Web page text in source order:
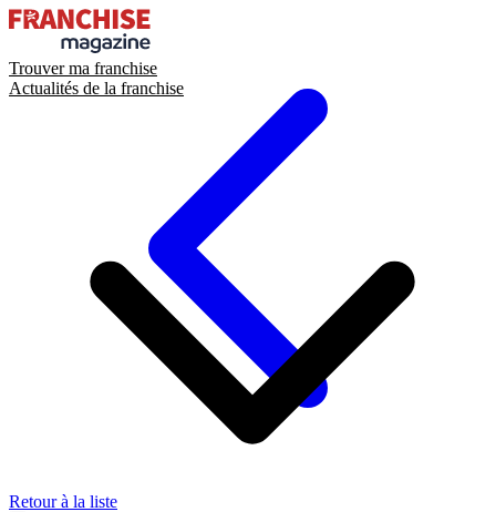
Trouver ma franchise
Actualités de la franchise
Retour à la liste